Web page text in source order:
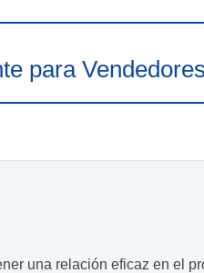
para
una relación eficaz en el